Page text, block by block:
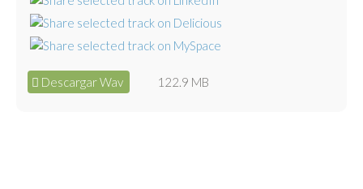
Descargar Wav 122.9 MB